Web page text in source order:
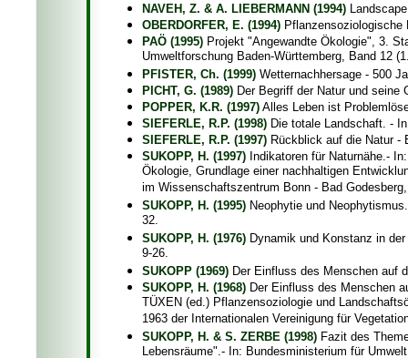
NAVEH, Z. & A. LIEBERMANN (1994)
OBERDORFER, E. (1994)
PAÖ (1995) Projekt "Angewandte Ökologie", 3.
Umweltforschung Baden-Württemberg, Band 12
PFISTER, Ch. (1999) Wetternachhersage - 500
PICHT, G. (1989) Der Begriff der Natur und seine
POPPER, K.R. (1997) Alles Leben ist
SIEFERLE, R.P. (1998) Die totale Landschaft. -
SIEFERLE, R.P. (1997) Rückblick auf die Natur -
SUKOPP, H. (1997) Indikatoren für Naturnähe.-
Ökologie, Grundlage einer nachhaltigen
im Wissenschaftszentrum Bonn - Bad
SUKOPP, H. (1995) Neophytie und
32.
SUKOPP, H. (1976) Dynamik und Konstanz in
9-26.
SUKOPP (1969) Der Einfluss des Menschen auf
SUKOPP, H. (1968) Der Einfluss des Menschen
TÜXEN (ed.) Pflanzensoziologie und
1963 der Internationalen Vereinigung für
SUKOPP, H. & S. ZERBE (1998) Fazit des
Lebensräume".- In: Bundesministerium für